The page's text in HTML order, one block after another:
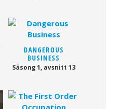
DANGEROUS
BUSINESS
Säsong 1, avsnitt 13